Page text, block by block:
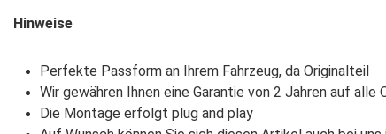
Hinweise
Perfekte Passform an Ihrem Fahrzeug, da Originalteil
Wir gewähren Ihnen eine Garantie von 2 Jahren auf alle
Die Montage erfolgt plug and play